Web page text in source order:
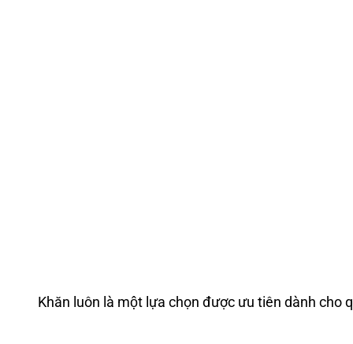
Khăn luôn là một lựa chọn được ưu tiên dành cho